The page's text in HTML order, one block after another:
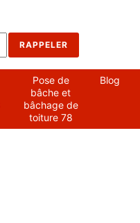
Pose de
bâche et
bâchage de
toiture 78
Blog